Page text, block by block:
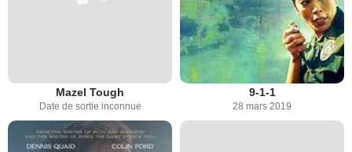
Mazel Tough
Date de sortie inconnue
9-1-1
28 mars 2019